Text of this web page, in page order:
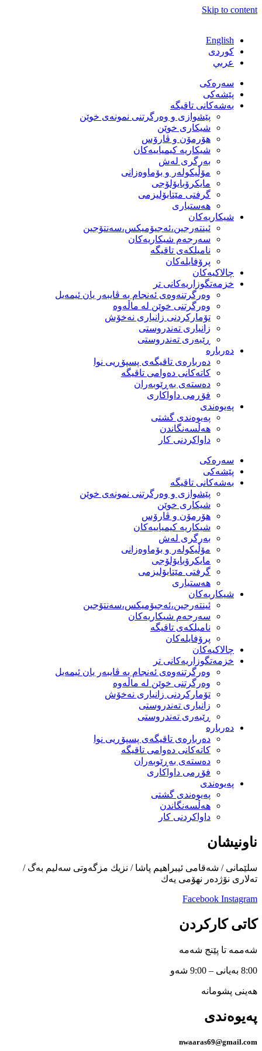
Skip to content
English
كوردی
عربي
سەرەکی
پێشەکی
بەشەكانی تاقیگە
پێشوازی و وەرگرتنی نمونەی خوێن
شیكاری خوێن
هۆرمۆن و ڤارۆس
شیكاریە كیمیاییەكان
بەرگری لەش
مۆڵیكولەر و بۆماوەزانی
مایكرۆبایۆلۆجی
گرفتی مێتابۆلیزمی
هەستیاری
شیكاریەكان
ئینتەرجین،ئەجیۆمیکس،سەنتۆجین
سەرجەم شیكاریەكان
نامیلكەی تاقیگە
پرۆفایلەكان
چالاکیەکان
خزمەتگوزاریەكانی تر
وه‌رگرتنه‌وه‌ی ئه‌نجام به‌ ڤایبه‌ر یان ئیمه‌یل
وەرگرتنی خوێن لە ماڵەوە
تۆماركردنی زانیاری نەخۆش
زانیاری تەندروستی
ڕێبەری تەندروستی
دەربارە
دەربارەی تاقیگەی پسپۆڕیی نوا
كاتەكانی دەوامی تاقیگە
دەستەی بەڕێوبەران
فۆڕمی داواكاری
پەیوەندی
پەیوەندی گشتی
هەڵسەنگاندن
داواكردنی كار
سەرەکی
پێشەکی
بەشەكانی تاقیگە
پێشوازی و وەرگرتنی نمونەی خوێن
شیكاری خوێن
هۆرمۆن و ڤارۆس
شیكاریە كیمیاییەكان
بەرگری لەش
مۆڵیكولەر و بۆماوەزانی
مایكرۆبایۆلۆجی
گرفتی مێتابۆلیزمی
هەستیاری
شیكاریەكان
ئینتەرجین،ئەجیۆمیکس،سەنتۆجین
سەرجەم شیكاریەكان
نامیلكەی تاقیگە
پرۆفایلەكان
چالاکیەکان
خزمەتگوزاریەكانی تر
وه‌رگرتنه‌وه‌ی ئه‌نجام به‌ ڤایبه‌ر یان ئیمه‌یل
وەرگرتنی خوێن لە ماڵەوە
تۆماركردنی زانیاری نەخۆش
زانیاری تەندروستی
ڕێبەری تەندروستی
دەربارە
دەربارەی تاقیگەی پسپۆڕیی نوا
كاتەكانی دەوامی تاقیگە
دەستەی بەڕێوبەران
فۆڕمی داواكاری
پەیوەندی
پەیوەندی گشتی
هەڵسەنگاندن
داواكردنی كار
ناونیشان
سلێمانی / شەقامی ئیبراهیم پاشا / نزیك مزگەوتی سەلیم بەگ /
تەلاری نۆژدەر نهۆمی یەك
Facebook Instagram
کاتی کارکردن
شەممە تا پێنج شەمە
8:00 بەیانی – 9:00 شەو
هەینی پشومانە
پەیوەندی
nwaaras69@gmail.com